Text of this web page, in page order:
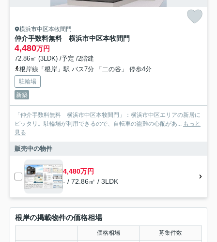
横浜市中区本牧間門
仲介手数料無料 横浜市中区本牧間門
4,480万円
72.86㎡ (3LDK) /予定 /2階建
根岸線「根岸」駅 バス7分 「二の谷」 停歩4分
駐輪場
新築
「仲介手数料無料 横浜市中区本牧間門」：横浜市中区エリアの新居に
ピッタリ。駐輪場が利用できるので、自転車の盗難の心配があ... もっと
見る
販売中の物件
4,480万円
- / 72.86㎡ / 3LDK
根岸の掲載物件の価格相場
価格相場 募集件数